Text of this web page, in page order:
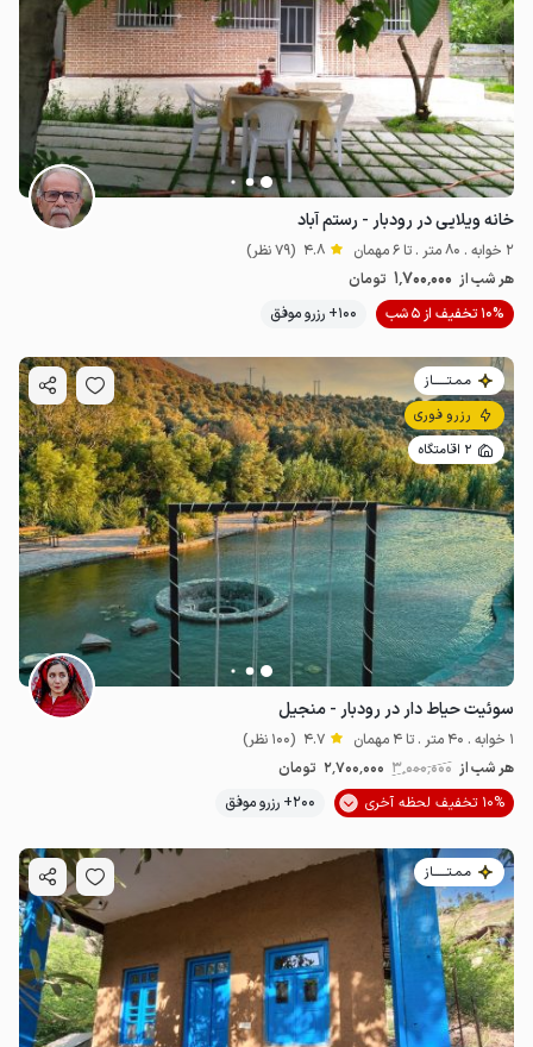
خانه ویلایی در رودبار - رستم آباد
2 خوابه . 80 متر . تا 6 مهمان 4.8 (79 نظر)
هر شب از 1٬700٬000 تومان
10% تخفیف از 5 شب
100+ رزرو موفق
مـمـتــــــاز
رزرو فوری
2 اقامتگاه
سوئیت حیاط دار در رودبار - منجیل
1 خوابه . 40 متر . تا 4 مهمان 4.7 (100 نظر)
هر شب از 3٬000٬000 2٬700٬000 تومان
10% تخفیف لحظه آخری
200+ رزرو موفق
مـمـتــــــاز